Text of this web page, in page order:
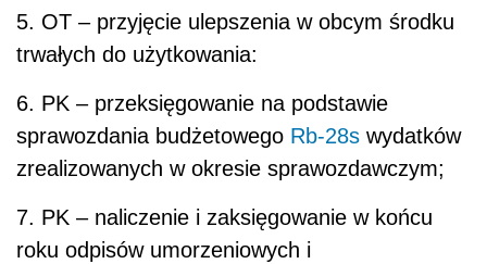
5. OT – przyjęcie ulepszenia w obcym środku
trwałych do użytkowania:
6. PK – przeksięgowanie na podstawie
sprawozdania budżetowego Rb-28s wydatków
zrealizowanych w okresie sprawozdawczym;
7. PK – naliczenie i zaksięgowanie w końcu
roku odpisów umorzeniowych i